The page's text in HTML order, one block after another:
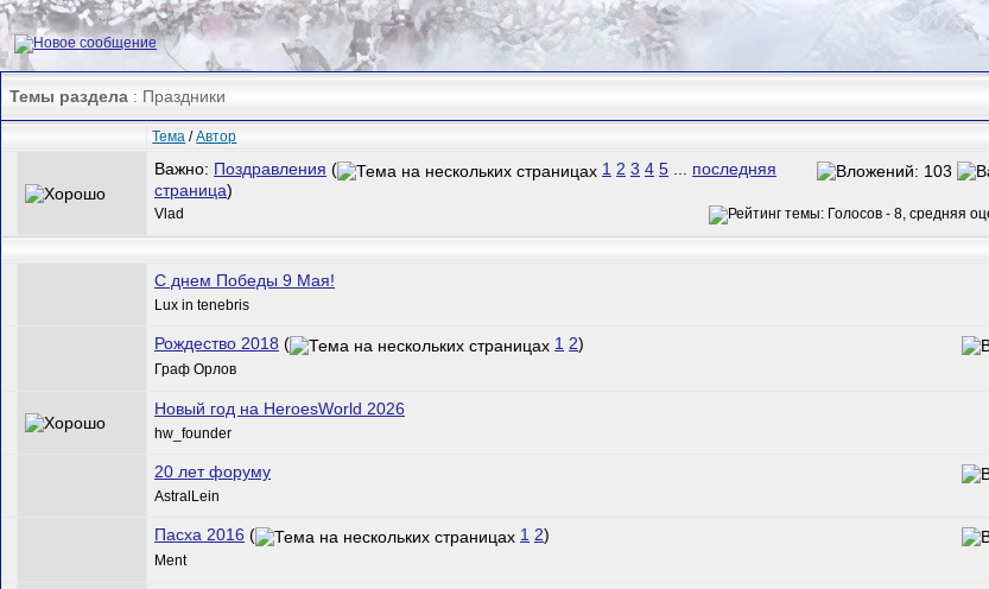
Темы раздела : Праздники
Тема /Автор
Важно: Поздравления ( 1 2 3 4 5 ... последняя
страница)
Vlad
С днем Победы 9 Мая!
Lux in tenebris
Рождество 2018 ( 1 2)
Граф Орлов
Новый год на HeroesWorld 2026
hw_founder
20 лет форуму
AstralLein
Пасха 2016 ( 1 2)
Ment